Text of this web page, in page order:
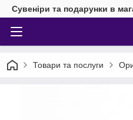
Сувеніри та подарунки в
Товари та послуги